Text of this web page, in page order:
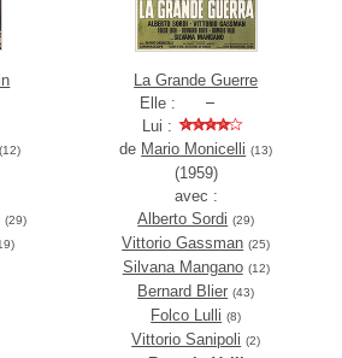
(12)
(29)
La Grande Guerre
Elle :
Lui :
de Mario Monicelli (13)
(1959)
avec :
Alberto Sordi (29)
Vittorio Gassman (25)
Silvana Mangano (12)
Bernard Blier (43)
Folco Lulli (8)
Vittorio Sanipoli (2)